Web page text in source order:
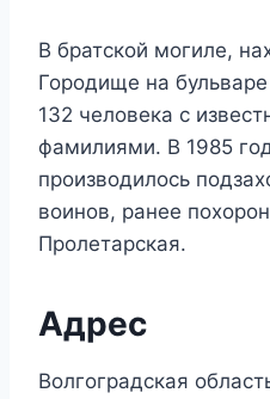
В братской могиле,
Городище на
132 человека с
фамилиями. В 1985
производилось
воинов, ранее
Пролетарская.
Адрес
Волгоградская